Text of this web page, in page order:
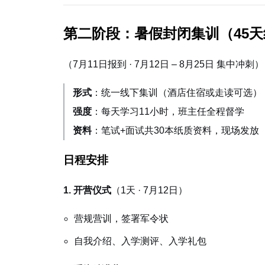
第二阶段：暑假封闭集训（45
（7月11日报到 · 7月12日 – 8月25日 集中冲刺）
形式 ：统一线下集训（酒店住宿或走读可选）
强度 ：每天学习11小时，班主任全程督学
资料：笔试+面试共30本纸质资料，现场发放
日程安排
1. 开营仪式 （1天 · 7月12日）
营规营训，签署军令状
自我介绍、入学测评、入学礼包